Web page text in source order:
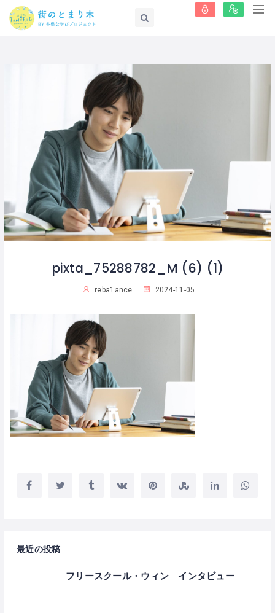
pixta_75288782_M (6) (1)
reba1ance 2024-11-05
最近の投稿
フリースクール・ウィン インタビュー